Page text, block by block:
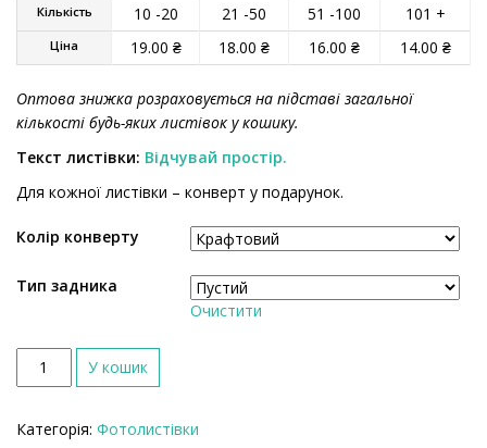
Кількість 10 -20 21 -50 51 -100 101 +
Ціна 19.00 ₴ 18.00 ₴ 16.00 ₴ 14.00 ₴
Оптова знижка розраховується на підставі загальної
кількості будь-яких листівок у кошику.
Текст листівки: Відчувай простір.
Для кожної листівки – конверт у подарунок.
Колір конверту
Тип задника
Очистити
і
ь
У кошик
Категорія: Фотолистівки